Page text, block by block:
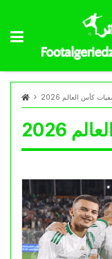
كأس العالم 2026
2026